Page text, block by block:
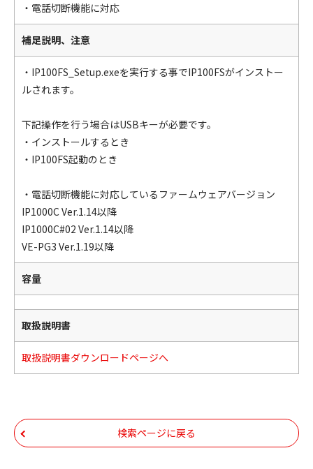
・電話切断機能に対応
補足説明、注意
・IP100FS_Setup.exeを実行する事でIP100FSがインストー
ルされます。
下記操作を行う場合はUSBキーが必要です。
・インストールするとき
・IP100FS起動のとき
・電話切断機能に対応しているファームウェアバージョン
IP1000C Ver.1.14以降
IP1000C#02 Ver.1.14以降
VE-PG3 Ver.1.19以降
容量
取扱説明書
取扱説明書ダウンロードページへ
検索ページに戻る